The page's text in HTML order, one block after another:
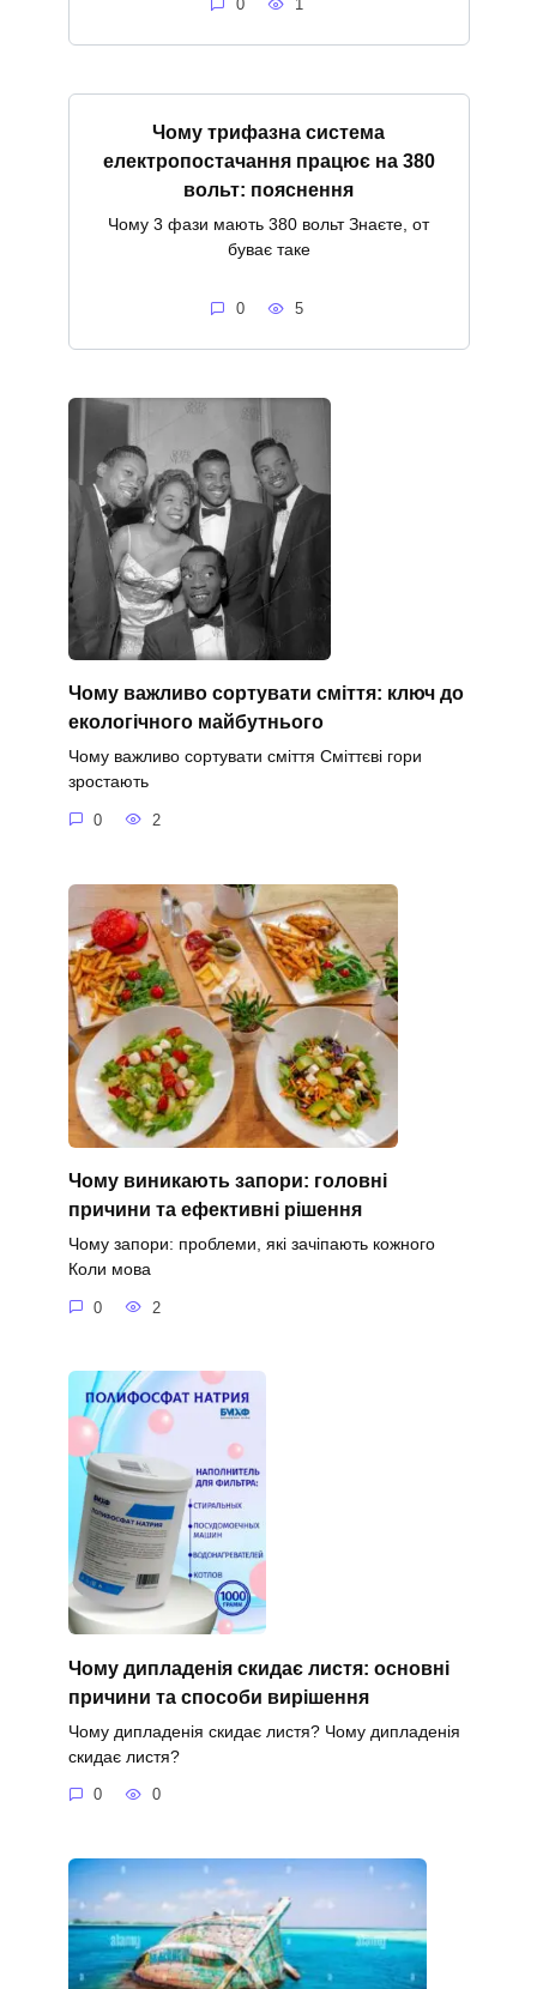
0 1
Чому трифазна система
електропостачання працює на 380
вольт: пояснення
Чому 3 фази мають 380 вольт Знаєте, от
буває таке
0 5
Чому важливо сортувати сміття: ключ до
екологічного майбутнього
Чому важливо сортувати сміття Сміттєві гори
зростають
0 2
Чому виникають запори: головні
причини та ефективні рішення
Чому запори: проблеми, які зачіпають кожного
Коли мова
0 2
Чому дипладенія скидає листя: основні
причини та способи вирішення
Чому дипладенія скидає листя? Чому дипладенія
скидає листя?
0 0